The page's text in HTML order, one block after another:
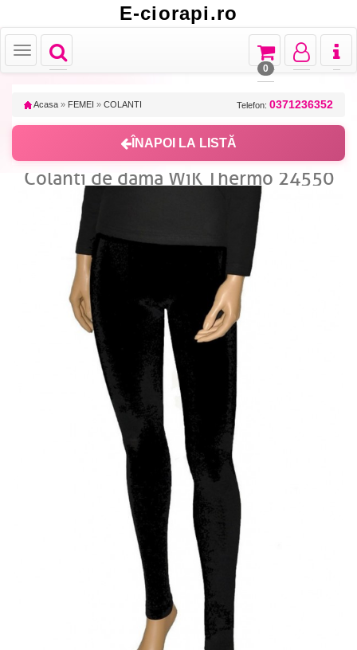
E-ciorapi.ro
Toggle
navigation
Toggle
Toggle
navigation
Toggle
navigation
Toggle
navigation
0
Acasa » FEMEI » COLANTI Telefon: 0371236352
ÎNAPOI LA LISTĂ
Colanti de dama WiK Thermo 24550